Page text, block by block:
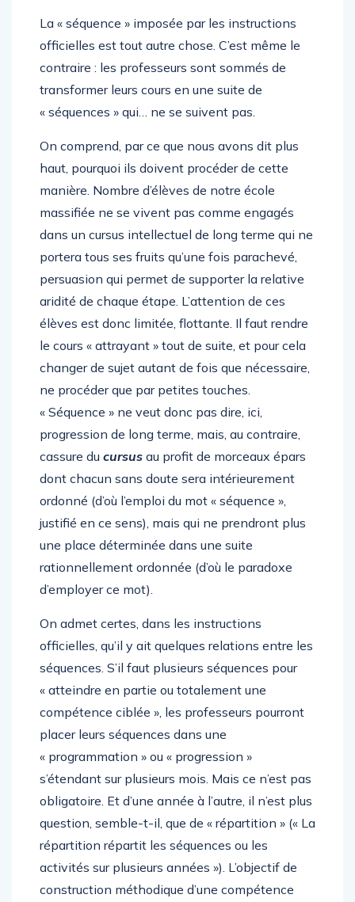
La « séquence » imposée par les instructions
officielles est tout autre chose. C’est même le
contraire : les professeurs sont sommés de
transformer leurs cours en une suite de
« séquences » qui… ne se suivent pas.
On comprend, par ce que nous avons dit plus
haut, pourquoi ils doivent procéder de cette
manière. Nombre d’élèves de notre école
massifiée ne se vivent pas comme engagés
dans un cursus intellectuel de long terme qui ne
portera tous ses fruits qu’une fois parachevé,
persuasion qui permet de supporter la relative
aridité de chaque étape. L’attention de ces
élèves est donc limitée, flottante. Il faut rendre
le cours « attrayant » tout de suite, et pour cela
changer de sujet autant de fois que nécessaire,
ne procéder que par petites touches.
« Séquence » ne veut donc pas dire, ici,
progression de long terme, mais, au contraire,
cassure du cursus au profit de morceaux épars
dont chacun sans doute sera intérieurement
ordonné (d’où l’emploi du mot « séquence »,
justifié en ce sens), mais qui ne prendront plus
une place déterminée dans une suite
rationnellement ordonnée (d’où le paradoxe
d’employer ce mot).
On admet certes, dans les instructions
officielles, qu’il y ait quelques relations entre les
séquences. S’il faut plusieurs séquences pour
« atteindre en partie ou totalement une
compétence ciblée », les professeurs pourront
placer leurs séquences dans une
« programmation » ou « progression »
s’étendant sur plusieurs mois. Mais ce n’est pas
obligatoire. Et d’une année à l’autre, il n’est plus
question, semble-t-il, que de « répartition » (« La
répartition répartit les séquences ou les
activités sur plusieurs années »). L’objectif de
construction méthodique d’une compétence